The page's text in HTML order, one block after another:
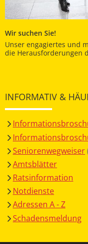
Wir suchen Sie!
Unser engagiertes und
die Herausforderungen
INFORMATIV &
Seniorenwegweiser
Amtsblätter
Ratsinformation
Notdienste
Adressen A - Z
Schadensmeldung